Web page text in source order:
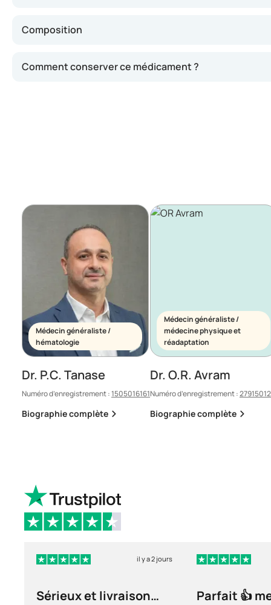
Composition
Comment conserver ce médicament ?
Médecin généraliste /
hématologie
Dr. P.C. Tanase
Numéro d’enregistrement :1505016161
Biographie complète
Médecin généraliste /
médecine physique et
réadaptation
Dr. O.R. Avram
Numéro d’enregistrement :
Biographie complète
il y a 2 jours
Sérieux et livraison
Parfait 👍